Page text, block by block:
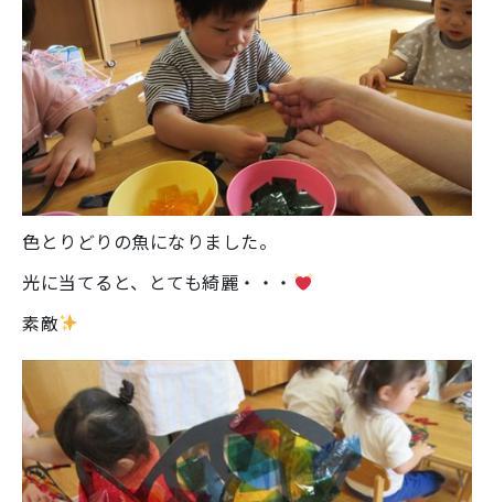
色とりどりの魚になりました。
光に当てると、とても綺麗・・・
素敵